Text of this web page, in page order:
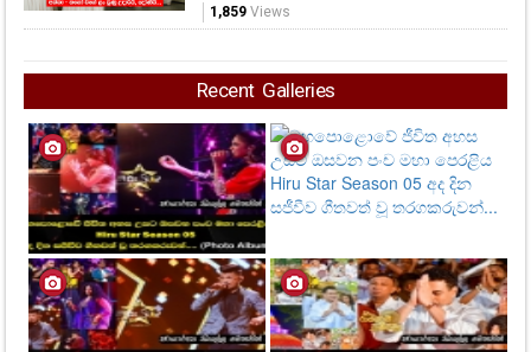
1,859Views
Recent Galleries